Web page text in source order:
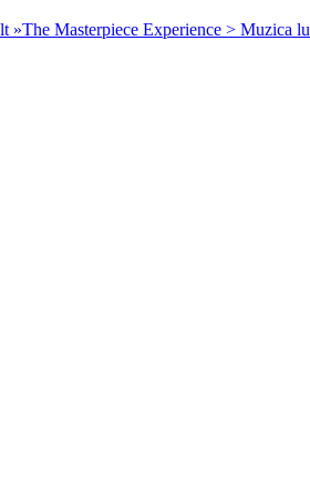
»The Masterpiece Experience > Muzica